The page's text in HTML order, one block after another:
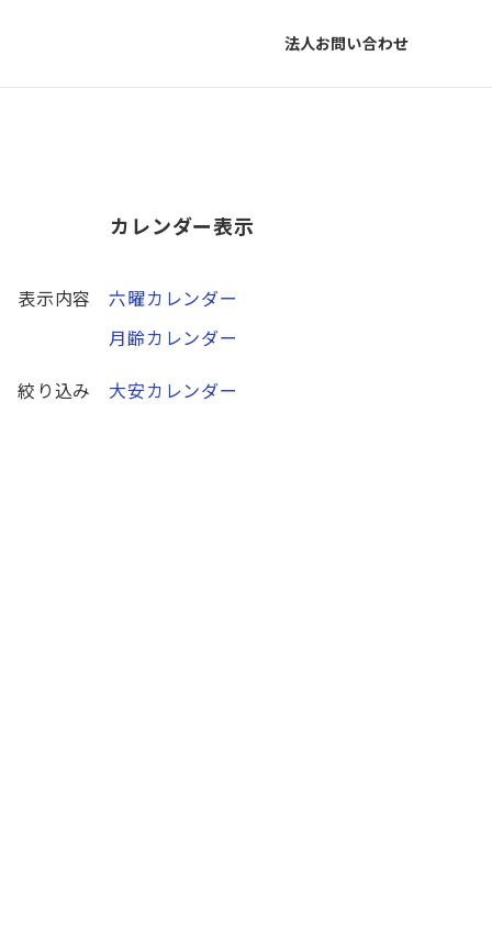
法人お問い合わせ
カレンダー表示
表示内容
六曜カレンダー
月齢カレンダー
絞り込み
大安カレンダー